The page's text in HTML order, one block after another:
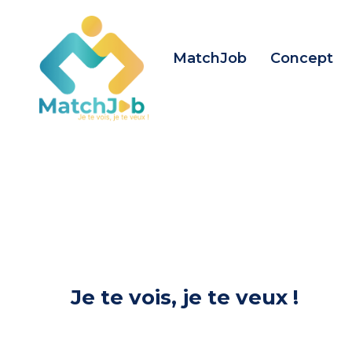
MatchJob Concept
Je te vois, je te veux !